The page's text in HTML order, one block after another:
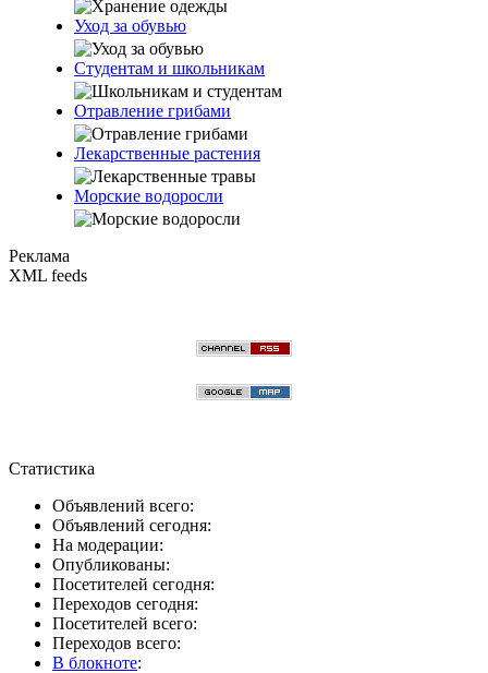
Уход за обувью
Студентам и школьникам
Отравление грибами
Лекарственные растения
Морские водоросли
Реклама
XML feeds
Статистика
Объявлений всего:
Объявлений сегодня:
На модерации:
Опубликованы:
Посетителей сегодня:
Переходов сегодня:
Посетителей всего:
Переходов всего:
В блокноте: